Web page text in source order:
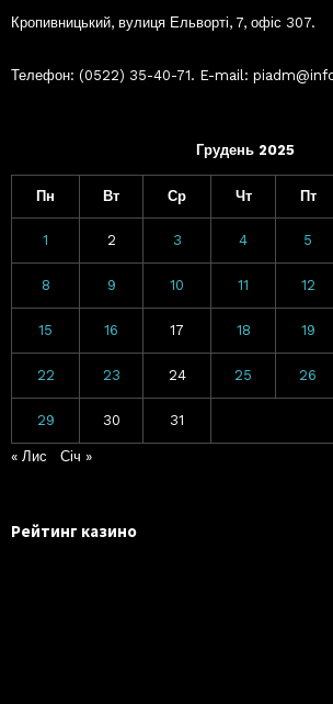
Кропивницький, вулиця Ельворті, 7, офіс 307.
Телефон: (0522) 35-40-71. E-mail:
Грудень 2025
Пн Вт Ср Чт Пт
1 2 3 4 5
8 9 10 11 12
15 16 17 18 19
22 23 24 25 26
29 30 31
« Лис Січ »
Рейтинг казино